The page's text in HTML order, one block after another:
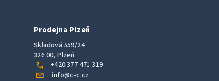
Prodejna Plzeň
Skladová 559/24
326 00, Plzeň
call +420 377 471 319
mail info@c-c.cz